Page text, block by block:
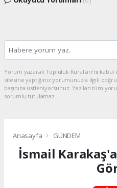
Yorum yazarak Topluluk Kuralları’nı
sitesine yaptığınız yorumunuzla ilgili
başınıza üstleniyorsunuz. Yazılan tüm
sorumlu tutulamaz.
Anasayfa GÜNDEM
İsmail